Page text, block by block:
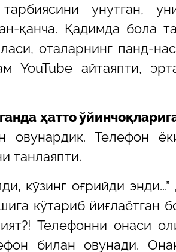
унутган,
қанча. Қадимда бола
оталарнинг панд-
YouTube айтаяпти,
ҳатто
овунардик. Телефон
танлаяпти.
кўзинг оғрийди
кўтариб йиғлаётган
Телефонни онаси
билан овунади.